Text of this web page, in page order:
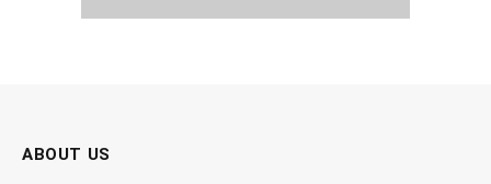
ABOUT US